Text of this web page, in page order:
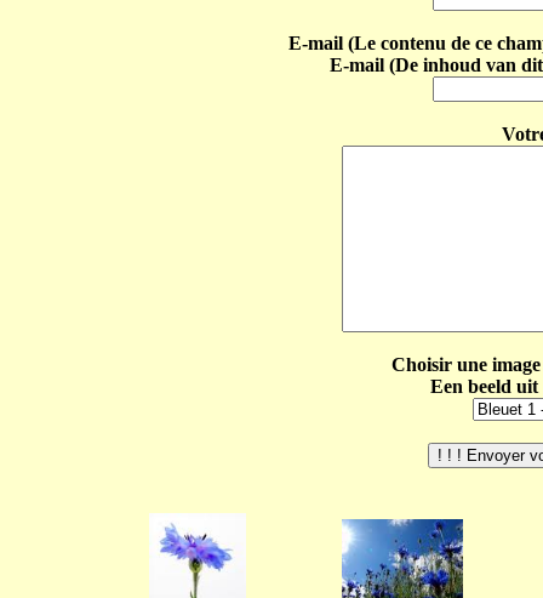
E-mail (Le contenu de ce
E-mail (De inhoud van
Choisir une
Een beeld